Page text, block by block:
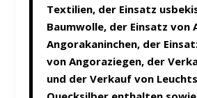
Textilien, der Einsatz
Baumwolle, der Einsatz von
Angorakaninchen, der
von Angoraziegen, der
und der Verkauf von